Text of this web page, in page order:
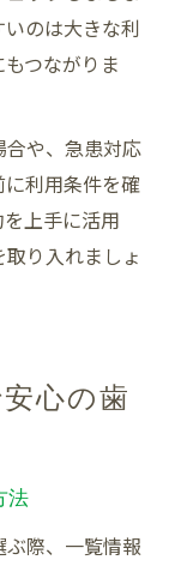
のは大きな利
つながりま
や、急患対応
利用条件を確
上手に活用
り入れましょ
心の歯
法
際、一覧情報